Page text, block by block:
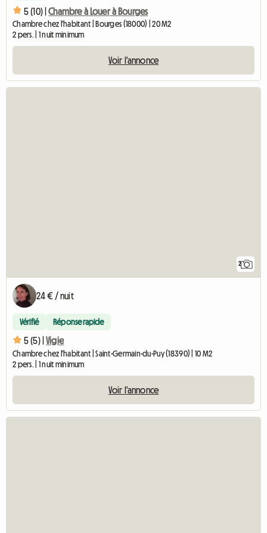
5 (10) | Chambre à Louer à Bourges
Chambre chez l'habitant | Bourges (18000) | 20 M2
2 pers. | 1 nuit minimum
Voir l'annonce
2
24 € / nuit
Vérifié Réponse rapide
5 (5) | Vigie
Chambre chez l'habitant | Saint-Germain-du-Puy (18390) | 10 M2
2 pers. | 1 nuit minimum
Voir l'annonce